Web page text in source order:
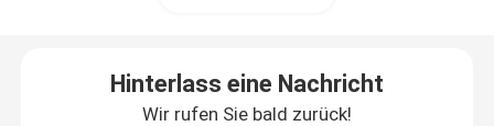
Hinterlass eine Nachricht
Wir rufen Sie bald zurück!